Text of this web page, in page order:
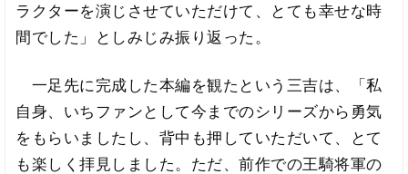
ラクターを演じさせていただけて、とても幸せな時
間でした」としみじみ振り返った。
一足先に完成した本編を観たという三吉は、「私
自身、いちファンとして今までのシリーズから勇気
をもらいましたし、背中も押していただいて、とて
も楽しく拝見しました。ただ、前作での王騎将軍の